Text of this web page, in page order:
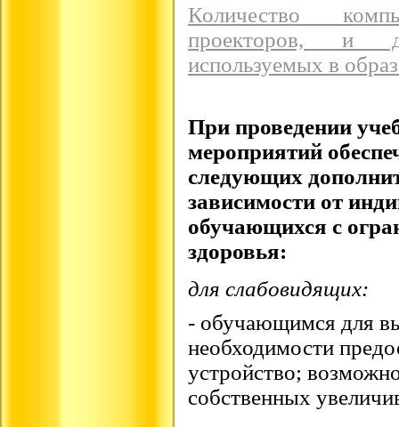
Количество
проекторов, и
используемых в
При проведении
мероприятий
следующих
зависимости от
обучающихся с
здоровья:
для слабовидящих:
- обучающимся для
необходимости
устройство;
собственных